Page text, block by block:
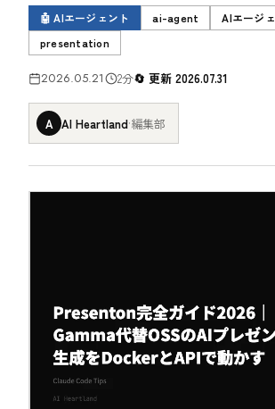
🤖 AIエージェント ai-agent AIエージ
presentation
2026.05.21 2分 更新 2026.07.31
A AI Heartland·編集部